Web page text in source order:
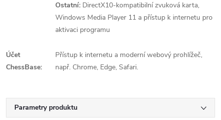
Ostatní: DirectX10-kompatibilní zvuková karta,
Windows Media Player 11 a přístup k internetu pro
aktivaci programu
Účet
ChessBase:
Přístup k internetu a moderní webový prohlížeč,
např. Chrome, Edge, Safari.
Parametry produktu